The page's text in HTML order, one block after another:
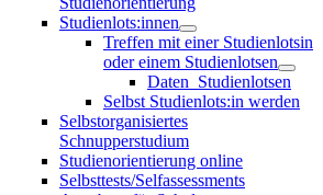
Studienlots:innen
Treffen mit einer Studienlotsin
oder einem Studienlotsen
Daten_Studienlotsen
Selbst Studienlots:in werden
Selbstorganisiertes
Schnupperstudium
Studienorientierung online
Selbsttests/Selfassessments